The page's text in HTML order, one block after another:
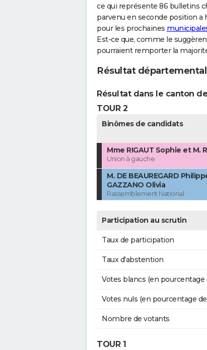
ce qui représente 86 bulletins
parvenu en seconde position a
pour les prochaines
Est-ce que, comme le
pourraient remporter la
Résultat
Résultat dans le canton
TOUR 2
Binômes de candidats
Mme RIGAUT Sophie et M.
Union à gauche
M. DE BEAUREGARD
GAZZANO Olivia
Rassemblement National
Participation au scrutin
Taux de participation
Taux d'abstention
Votes blancs (en
Votes nuls (en pourcentage
Nombre de votants
TOUR 1